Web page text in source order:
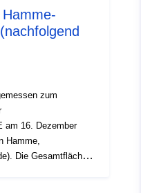
[ [ 2.54, 51.51 ],
www.opengis.net/def/crs/
zum
am 16. Dezember
Hamme,
Die Gesamtfläche